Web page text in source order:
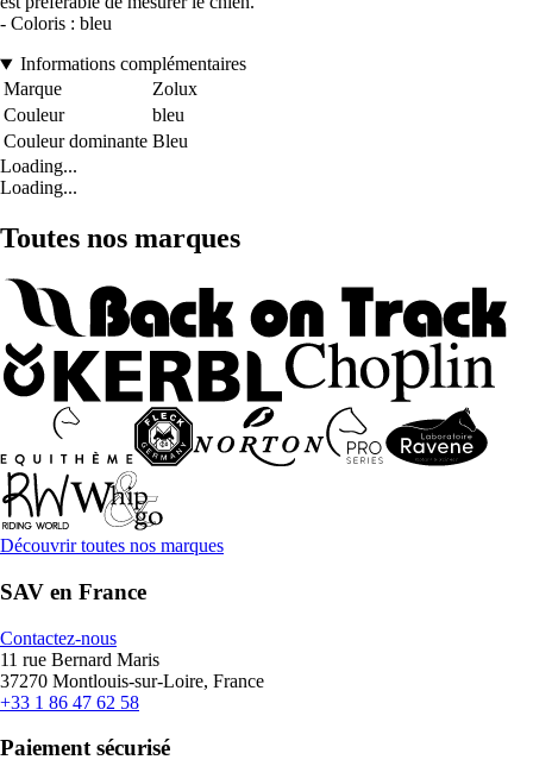
- Coloris : bleu
Informations complémentaires
Marque
Zolux
Couleur
bleu
Couleur dominante Bleu
Loading...
Loading...
Toutes nos marques
Découvrir toutes nos marques
SAV en France
Contactez-nous
11 rue Bernard Maris
37270 Montlouis-sur-Loire, France
+33 1 86 47 62 58
Paiement sécurisé